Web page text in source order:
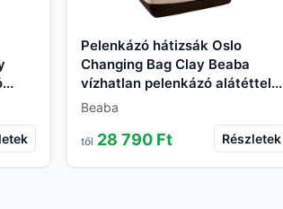
Pelenkázó hátizsák Oslo
Changing Bag Clay Beaba
vízhatlan pelenkázó alátéttel...
Beaba
től 28 790 Ft Részletek